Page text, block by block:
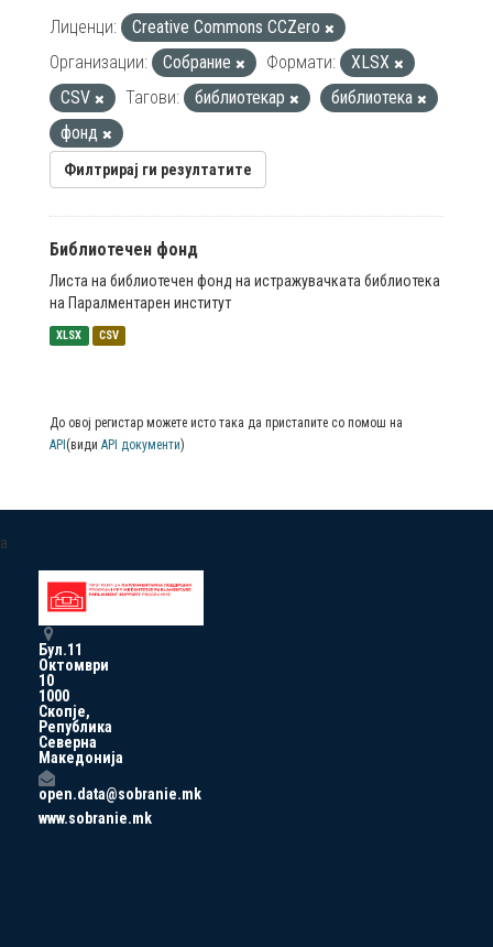
Лиценци:
Creative Commons CCZero
Организации:
Собрание Формати:
XLSX
CSV
Тагови: библиотекар
библиотека
фонд
Филтрирај ги резултатите
Библиотечен фонд
Листа на библиотечен фонд на истражувачката библиотека
на Паралментарен институт
XLSX CSV
До овој регистар можете исто така да пристапите со помош на
API (види API документи)
a
Бул.11
Октомври
10
1000
Скопје,
Република
Северна
Македонија
open.data@sobranie.mk
www.sobranie.mk